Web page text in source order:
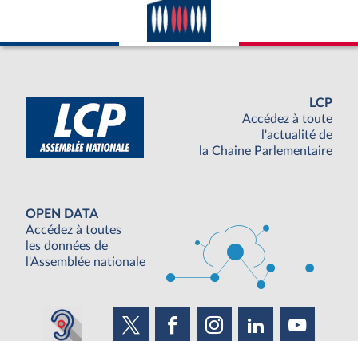
LCP
Accédez à toute
l'actualité de
la Chaine Parlementaire
OPEN DATA
Accédez à toutes
les données de
l'Assemblée nationale